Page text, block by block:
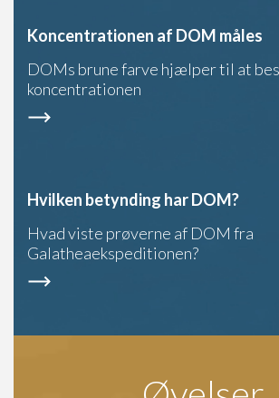
Koncentrationen af DOM måles
DOMs brune farve hjælper til at
koncentrationen
Hvilken betynding har DOM?
Hvad viste prøverne af DOM fra
Galatheaekspeditionen?